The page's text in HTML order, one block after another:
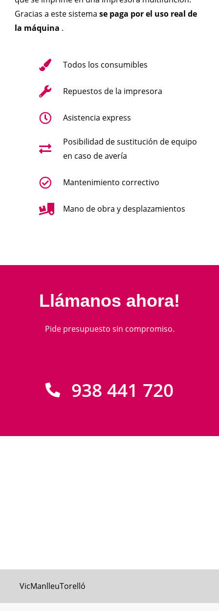
Gracias a este sistema se paga por el uso real de
la máquina .
Todos los consumibles
Repuestos de la impresora
Asistencia express
Posibilidad de sustitución de equipo
en caso de avería
Mantenimiento correctivo
Mano de obra y desplazamientos
Llámanos ahora!
Pide presupuesto sin compromiso.
938 441 720
VicManlleuTorelló